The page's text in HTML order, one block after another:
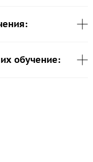
обучение: